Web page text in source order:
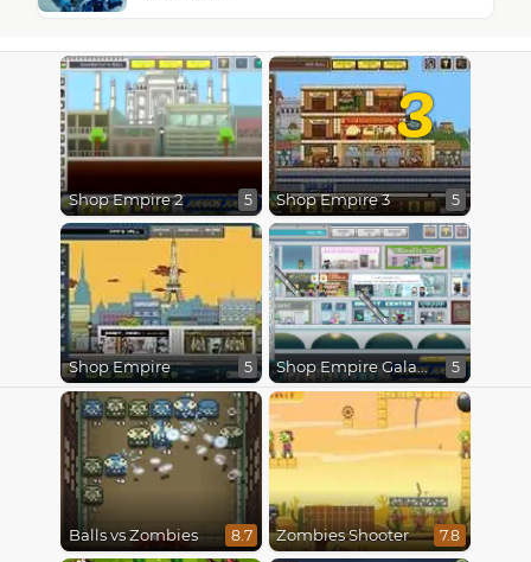
Shop Empire 2 5
3
Shop Empire 3 5
Shop Empire 5 Shop Empire Galaxy 5
Balls vs Zombies 8.7 Zombies Shooter 7.8